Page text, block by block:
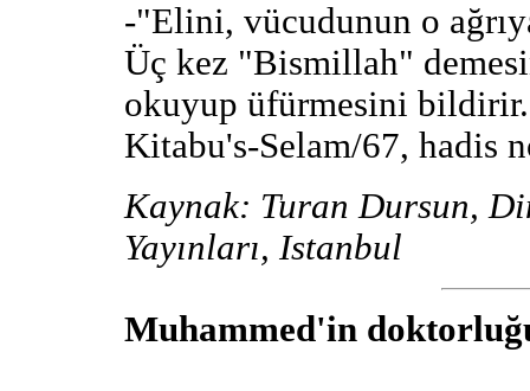
-"Elini, vücudunun o
Üç kez "Bismillah"
okuyup üfürmesini
Kitabu's-Selam/67, hadis
Kaynak: Turan Dursun,
Yayınları, Istanbul
Muhammed'in